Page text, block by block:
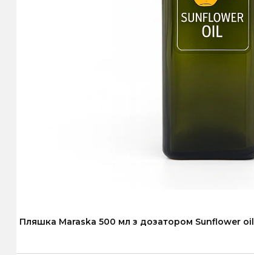
Пляшка Maraska 500 мл з дозатором Sunflower oil